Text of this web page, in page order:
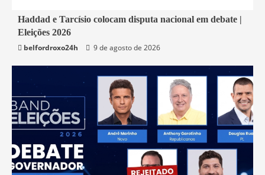
1 min read
Economia
Haddad e Tarcísio colocam disputa nacional em debate |
Eleições 2026
belfordroxo24h
9 de agosto de 2026